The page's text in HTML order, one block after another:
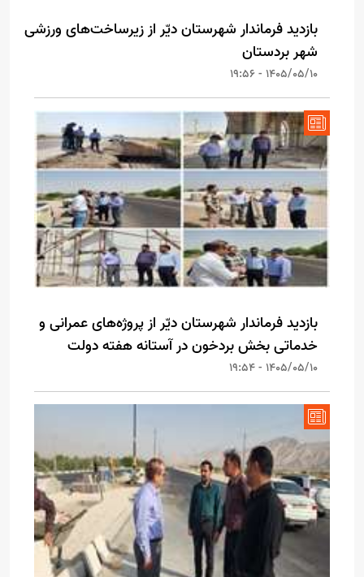
بازدید فرماندار شهرستان دیّر از زیرساخت‌های ورزشی
شهر بردستان
1405/05/10 - 19:56
بازدید فرماندار شهرستان دیّر از پروژه‌های عمرانی و
خدماتی بخش بردخون در آستانه هفته دولت
1405/05/10 - 19:54